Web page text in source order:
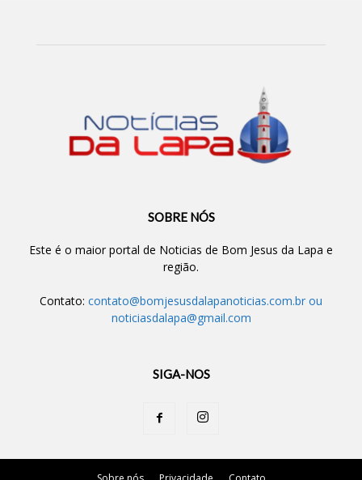
SOBRE NÓS
Este é o maior portal de Noticias de Bom Jesus da Lapa e
região.
Contato: contato@bomjesusdalapanoticias.com.br ou
noticiasdalapa@gmail.com
SIGA-NOS